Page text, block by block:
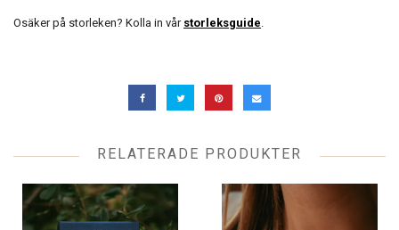
Osäker på storleken? Kolla in vår storleksguide.
RELATERADE PRODUKTER